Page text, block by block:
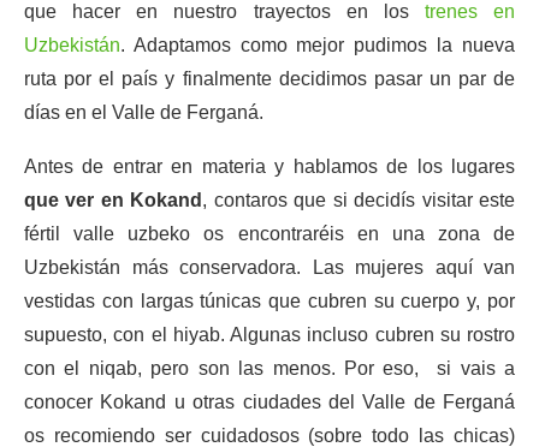
que hacer en nuestro trayectos en los trenes en
Uzbekistán. Adaptamos como mejor pudimos la nueva
ruta por el país y finalmente decidimos pasar un par de
días en el Valle de Ferganá.
Antes de entrar en materia y hablamos de los lugares
que ver en Kokand , contaros que si decidís visitar este
fértil valle uzbeko os encontraréis en una zona de
Uzbekistán más conservadora. Las mujeres aquí van
vestidas con largas túnicas que cubren su cuerpo y, por
supuesto, con el hiyab. Algunas incluso cubren su rostro
con el niqab, pero son las menos. Por eso, si vais a
conocer Kokand u otras ciudades del Valle de Ferganá
os recomiendo ser cuidadosos (sobre todo las chicas)